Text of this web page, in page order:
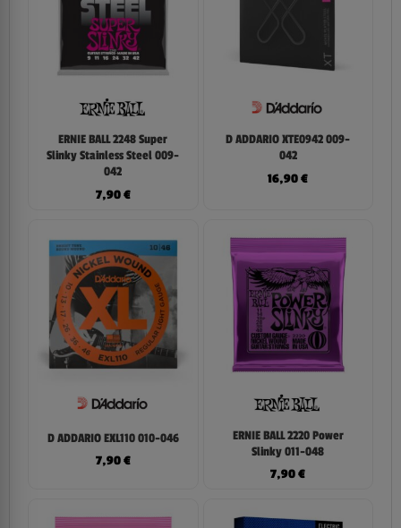
ERNIE BALL 2248 Super
Slinky Stainless Steel 009-
042
7,90€
D ADDARIO XTE0942 009-
042
16,90€
D ADDARIO EXL110 010-046
7,90€
ERNIE BALL 2220 Power
Slinky 011-048
7,90€